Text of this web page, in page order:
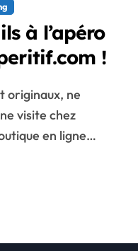
à l’apéro
!
visite chez
en ligne…